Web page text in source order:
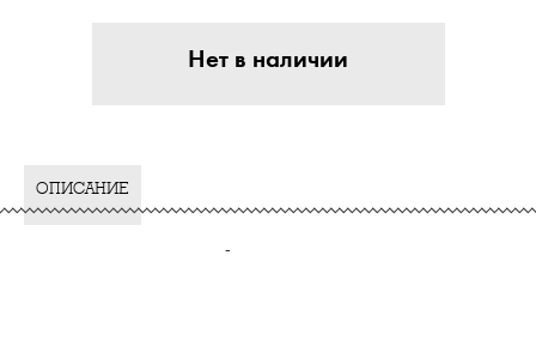
Нет в наличии
ОПИСАНИЕ
-